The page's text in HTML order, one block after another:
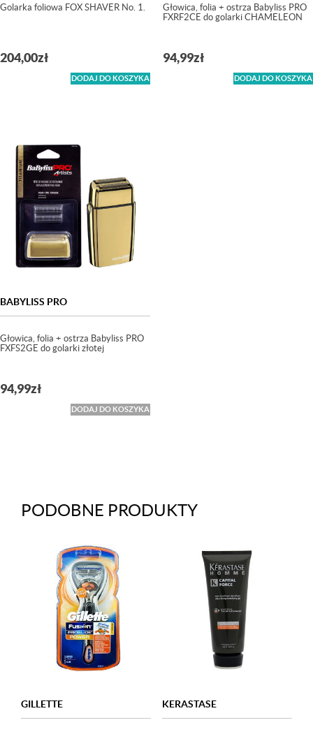
Golarka foliowa FOX SHAVER No. 1.
204,00zł
DODAJ DO KOSZYKA
Głowica, folia + ostrza Babyliss PRO
FXRF2CE do golarki CHAMELEON
94,99zł
DODAJ DO KOSZYKA
BABYLISS PRO
Głowica, folia + ostrza Babyliss PRO
FXFS2GE do golarki złotej
94,99zł
DODAJ DO KOSZYKA
PODOBNE PRODUKTY
GILLETTE KERASTASE